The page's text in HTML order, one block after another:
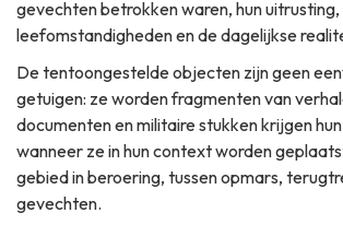
gevechten betrokken waren, hun uitrusting,
leefomstandigheden en de dagelijkse
De tentoongestelde objecten zijn geen
getuigen: ze worden fragmenten van
documenten en militaire stukken krijgen
wanneer ze in hun context worden
gebied in beroering, tussen opmars,
gevechten.